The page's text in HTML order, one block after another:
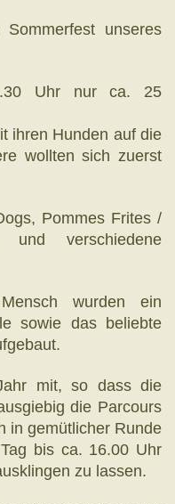
unseres
Uhr nur ca. 25
ihren Hunden auf die
wollten sich zuerst
Pommes Frites /
und verschiedene
wurden ein
sowie das beliebte
mit, so dass die
die Parcours
in gemütlicher Runde
bis ca. 16.00 Uhr
zu lassen.